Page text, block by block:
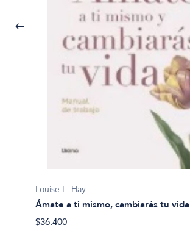
Louise L. Hay
Ámate a ti mismo, cambiarás tu vida
$36.400